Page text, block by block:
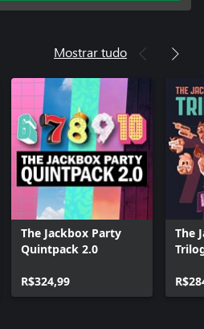
Mostrar tudo
The Jackbox Party
Quintpack 2.0
R$324,99
The